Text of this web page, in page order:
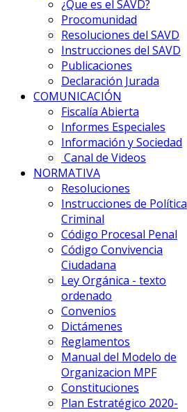
¿Que es el SAVD?
Procomunidad
Resoluciones del SAVD
Instrucciones del SAVD
Publicaciones
Declaración Jurada
COMUNICACIÓN
Fiscalía Abierta
Informes Especiales
Información y Sociedad
Canal de Videos
NORMATIVA
Resoluciones
Instrucciones de Política
Criminal
Código Procesal Penal
Código Convivencia
Ciudadana
Ley Orgánica - texto
ordenado
Convenios
Dictámenes
Reglamentos
Manual del Modelo de
Organizacion MPF
Constituciones
Plan Estratégico 2020-